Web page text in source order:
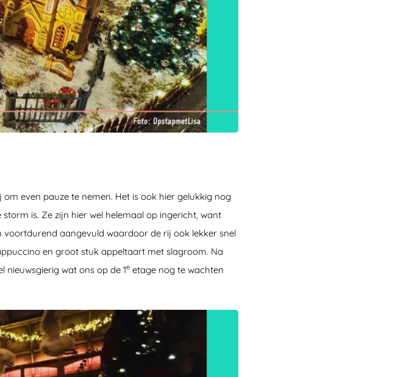
even pauze te nemen. Het is ook hier gelukkig nog
is. Ze zijn hier wel helemaal op ingericht, want
aangevuld waardoor de rij ook lekker snel
en groot stuk appeltaart met slagroom. Na
nieuwsgierig wat ons op de 1e etage nog te wachten